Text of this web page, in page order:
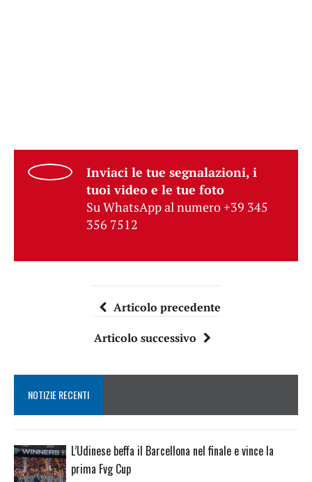
Inviaci le tue segnalazioni, i
tuoi video e le tue foto
Su WhatsApp al numero +39 345
356 7512
Articolo precedente
Articolo successivo
NOTIZIE RECENTI
L’Udinese beffa il Barcellona nel finale e vince la
prima Fvg Cup